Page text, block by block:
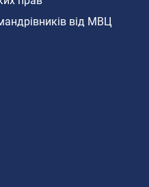
від МВЦ